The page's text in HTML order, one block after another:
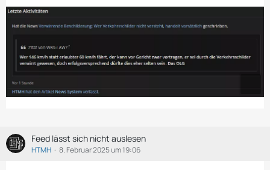
Feed lässt sich nicht auslesen
HTMH 8. Februar 2025 um 19:06